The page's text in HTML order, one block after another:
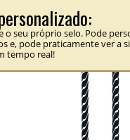
o seu próprio selo. Pode
e, pode praticamente ver a
tempo real!